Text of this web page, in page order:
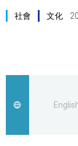
社會 文化